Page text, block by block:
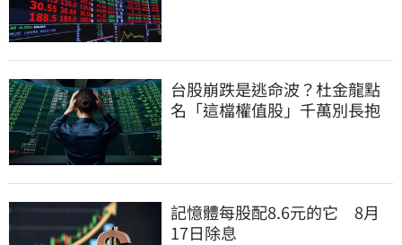
台股崩跌是逃命波？杜金龍點
名「這檔權值股」千萬別長抱
記憶體每股配8.6元的它 8月
17日除息